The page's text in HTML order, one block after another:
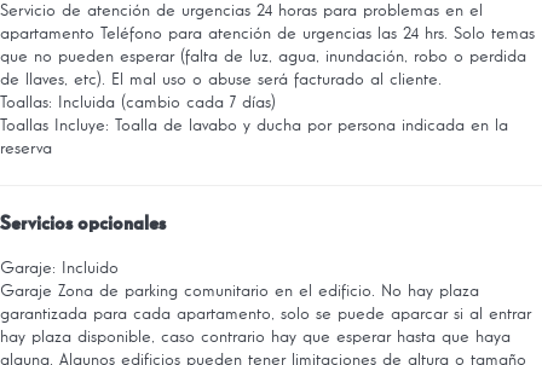
Servicio de atención de urgencias 24 horas para problemas en el
apartamento Teléfono para atención de urgencias las 24 hrs. Solo temas
que no pueden esperar (falta de luz, agua, inundación, robo o perdida
de llaves, etc). El mal uso o abuse será facturado al cliente.
Toallas: Incluida (cambio cada 7 días)
Toallas
Incluye: Toalla de lavabo y ducha por persona indicada en la
reserva
Servicios opcionales
Garaje: Incluido
Garaje Zona de parking comunitario en el edificio. No hay plaza
garantizada para cada apartamento, solo se puede aparcar si al entrar
hay plaza disponible, caso contrario hay que esperar hasta que haya
alguna. Algunos edificios pueden tener limitaciones de altura o tamaño